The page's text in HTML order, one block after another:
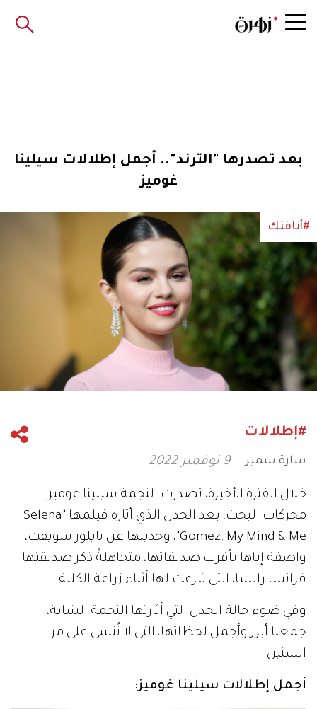
بعد تصدرها "الترند".. أجمل إطلالات سيلينا
غوميز
#أناقتك
#إطلالات
سارة سمير 9 نوفمبر 2022
خلال الفترة الأخيرة، تصدرت النجمة سيلينا غوميز
محركات البحث، بعد الجدل الذي أثاره فيلمها "Selena
Gomez: My Mind & Me"، وحديثها عن تايلور سويفت،
واصفة إياها بأقرب صديقاتها، متجاهلةً ذكر صديقتها
فرانسا رايسا، التي تبرعت لها أثناء زراعة الكلية.
وفي ضوء حالة الجدل التي أثارتها النجمة الشابة،
جمعنا أبرز وأجمل لحظاتها، التي لا تُنسى على مر
السنين.
أجمل إطلالات سيلينا غوميز: